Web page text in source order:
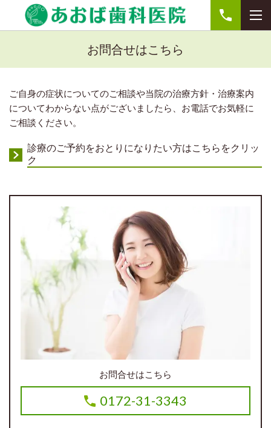
お問合せはこちら
ご自身の症状についてのご相談や当院の治療方針・治療案内
についてわからない点がございましたら、お電話でお気軽に
ご相談ください。
診療のご予約をおとりになりたい方はこちらをクリッ
ク
お問合せはこちら
0172-31-3343